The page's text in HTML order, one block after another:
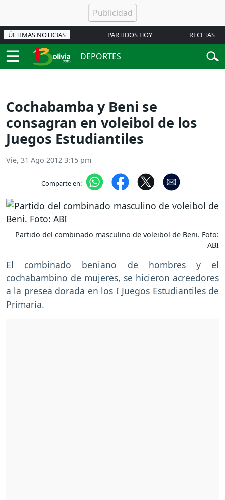
ÚLTIMAS NOTICIAS PARTIDOS HOY RECETAS
DEPORTES
Cochabamba y Beni se
consagran en voleibol de los
Juegos Estudiantiles
Vie, 31 Ago 2012 3:15 pm
Comparte en:
Partido del combinado masculino de voleibol de Beni. Foto:
ABI
El combinado beniano de hombres y el
cochabambino de mujeres, se hicieron acreedores
a la presea dorada en los I Juegos Estudiantiles de
Primaria.